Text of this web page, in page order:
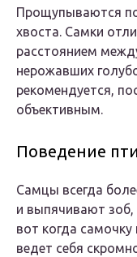
Прощупываются
хвоста. Самки
расстоянием
нерожавших
рекомендуется,
объективным.
Поведение
Самцы всегда
и выпячивают зоб,
вот когда
ведет себя